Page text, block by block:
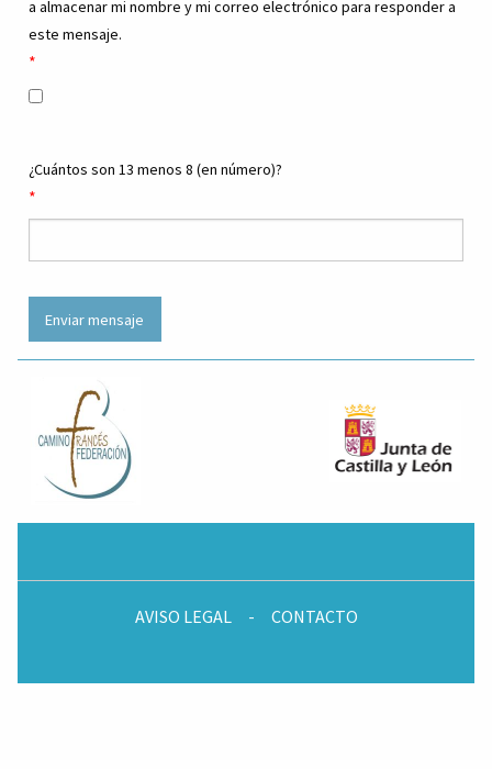
a almacenar mi nombre y mi correo electrónico para responder a
este mensaje.
¿Cuántos son 13 menos 8 (en número)?
AVISO LEGAL - CONTACTO